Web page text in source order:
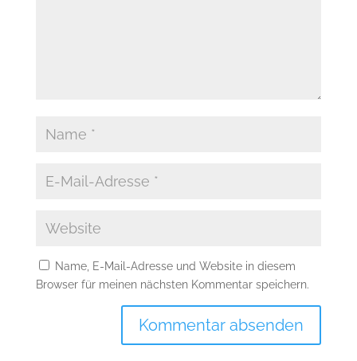
Name, E-Mail-Adresse und Website in diesem
Browser für meinen nächsten Kommentar speichern.